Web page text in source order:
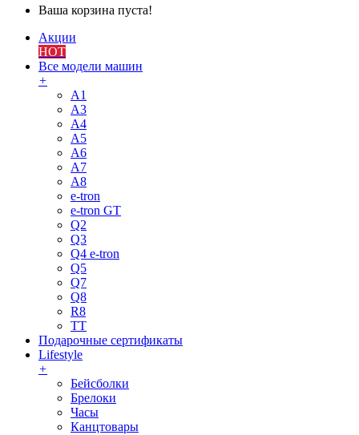
Ваша корзина пуста!
Акции
HOT
Все модели машин
+
A1
A3
A4
A5
A6
A7
A8
e-tron
e-tron GT
Q2
Q3
Q4 e-tron
Q5
Q7
Q8
R8
TT
Подарочные сертификаты
Lifestyle
+
Бейсболки
Брелоки
Часы
Канцтовары